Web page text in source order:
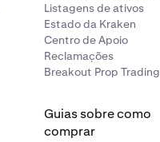
Listagens de ativos
Estado da Kraken
Centro de Apoio
Reclamações
Breakout Prop Trading
Guias sobre como
comprar